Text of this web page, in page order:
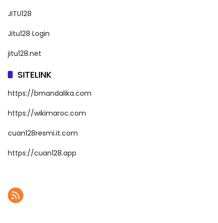
JITU128
Jitu128 Login
jitu128.net
SITELINK
https://bmandalika.com
https://wikimaroc.com
cuan128resmi.it.com
https://cuan128.app